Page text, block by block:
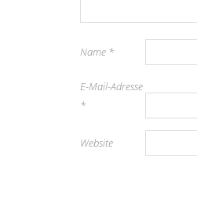
Name *
E-Mail-Adresse
*
Website